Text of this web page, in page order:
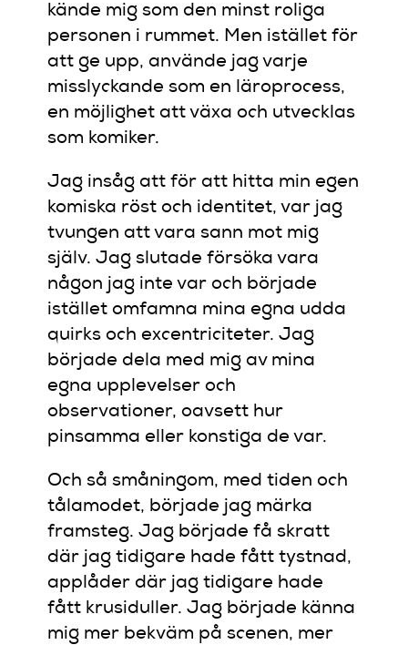
kände mig som den minst roliga
personen i rummet. Men istället för
att ge upp, använde jag varje
misslyckande som en läroprocess,
en möjlighet att växa och utvecklas
som komiker.
Jag insåg att för att hitta min egen
komiska röst och identitet, var jag
tvungen att vara sann mot mig
själv. Jag slutade försöka vara
någon jag inte var och började
istället omfamna mina egna udda
quirks och excentriciteter. Jag
började dela med mig av mina
egna upplevelser och
observationer, oavsett hur
pinsamma eller konstiga de var.
Och så småningom, med tiden och
tålamodet, började jag märka
framsteg. Jag började få skratt
där jag tidigare hade fått tystnad,
applåder där jag tidigare hade
fått krusiduller. Jag började känna
mig mer bekväm på scenen, mer